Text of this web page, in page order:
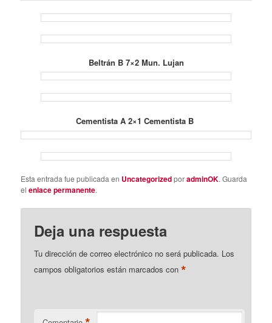
Beltrán B 7×2 Mun. Lujan
Cementista A 2×1 Cementista B
Esta entrada fue publicada en UncategorizedporadminOK. Guarda
elenlace permanente.
Deja una respuesta
Tu dirección de correo electrónico no será publicada. Los
campos obligatorios están marcados con*